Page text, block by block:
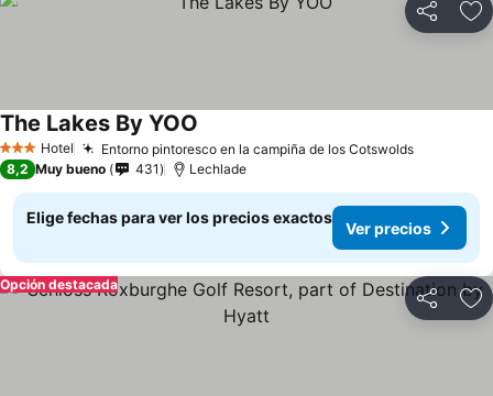
Compartir
3 Estrellas
Hotel Entorno pintoresco en la campiña de los Cotswolds
The Lakes By YOO
8,2 Muy bueno 431 Lechlade
Elige fechas para ver los precios exactos
Ver precios
Compartir
Opción destacada